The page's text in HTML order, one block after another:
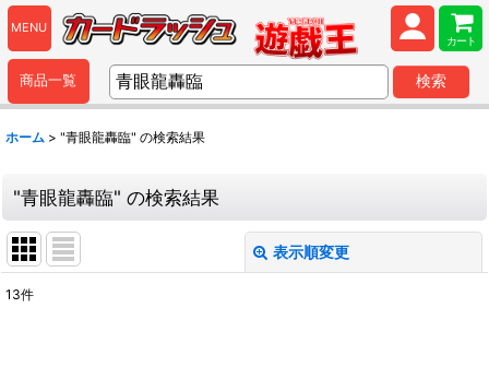
MENU
カート
商品一覧 検索
ホーム > "青眼龍轟臨" の検索結果
"青眼龍轟臨" の検索結果
表示順変更
13件